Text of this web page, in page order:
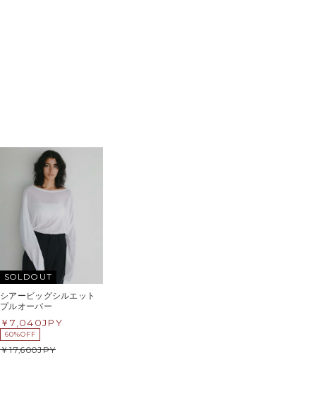
SOLDOUT
シアービッグシルエット
プルオーバー
7,040JPY
60%OFF
17,600JPY